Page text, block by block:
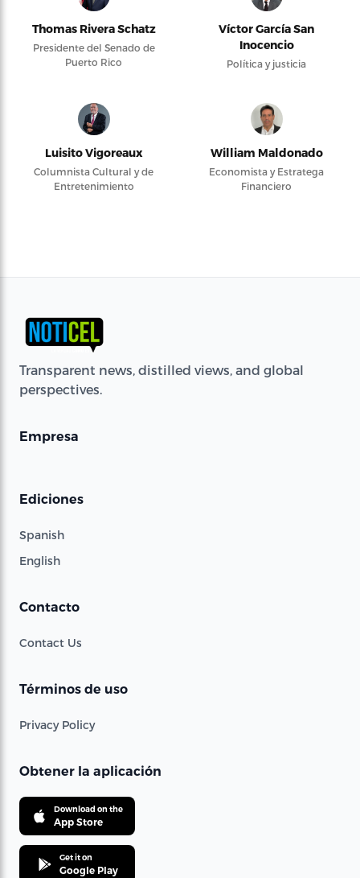
Thomas Rivera Schatz
Presidente del Senado de
Puerto Rico
Víctor García San
Inocencio
Política y justicia
Luisito Vigoreaux
Columnista Cultural y de
Entretenimiento
William Maldonado
Economista y Estratega
Financiero
Transparent news, distilled views, and global
perspectives.
Empresa
Ediciones
Spanish
English
Contacto
Contact Us
Términos de uso
Privacy Policy
Obtener la aplicación
Download on the
App Store
Get it on
Google Play